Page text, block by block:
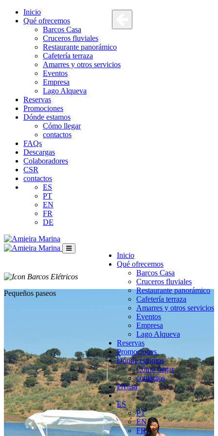
Inicio
Qué ofrecemos
Barcos Casa
Cruceros fluviales
Restaurante panorámico
Cafetería terraza
Amarres y otros servicios
Eventos
Empresa
Lago Alqueva
Reservas
Promociones
Dónde estamos
Cómo llegar
contactos
FAQs
Descargas
Colaboradores
CSR
contactos
ES
PT
EN
FR
DE
Inicio
Qué ofrecemos
Barcos Casa
Cruceros fluviales
Restaurante panorámico
Cafetería terraza
Amarres y otros servicios
Eventos
Empresa
Lago Alqueva
Reservas
Promociones
Dónde estamos
Cómo llegar
contactos
Prensa
ES
PT
EN
FR
Pequeños paseos